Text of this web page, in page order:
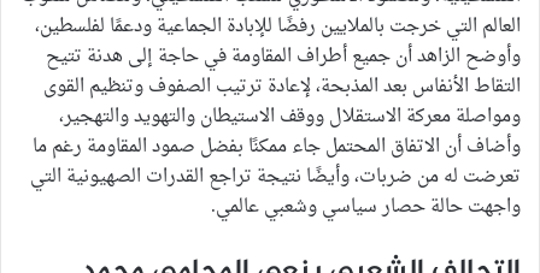
العالم التي خرجت بالملايين رفضًا للإبادة الجماعية ودعمًا لفلسطين،
وأوضح الزاهد أن جميع أطراف المقاومة في حاجة إلى هدنة تتيح
التقاط الأنفاس بعد المذبحة، لإعادة ترتيب الصفوف وتنظيم القوى
ومواصلة معركة الاستقلال ووقف الاستيطان والتهويد والتهجير،
وأضاف أن الاتفاق المحتمل جاء ممكنًا بفضل صمود المقاومة رغم ما
تعرضت له من ضربات، وأيضًا نتيجة تراجع القدرات الصهيونية التي
واجهت حالة حصار سياسي وشعبي عالمي.